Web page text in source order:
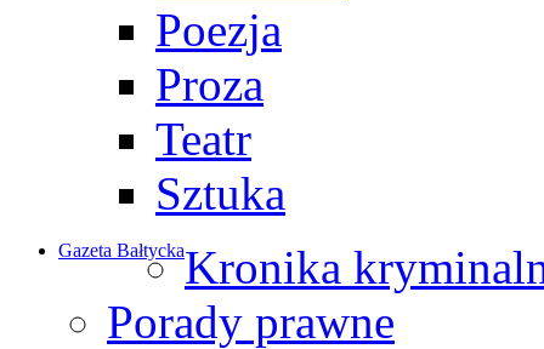
Poezja
Proza
Teatr
Sztuka
Gazeta BałtyckaKronika
Porady prawne